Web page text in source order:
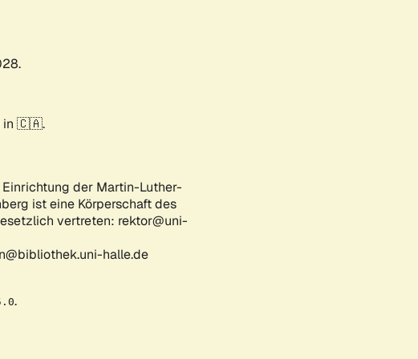
in 🇨🇦.
der Martin-Luther-
ist eine Körperschaft des
vertreten: rektor@uni-
halle.de
.